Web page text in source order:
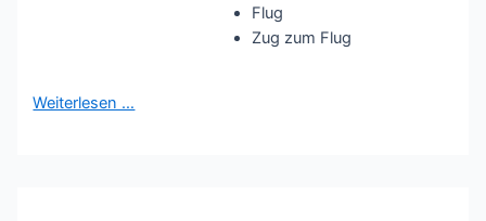
Flug
Zug zum Flug
Weiterlesen …